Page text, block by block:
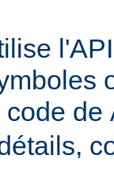
de